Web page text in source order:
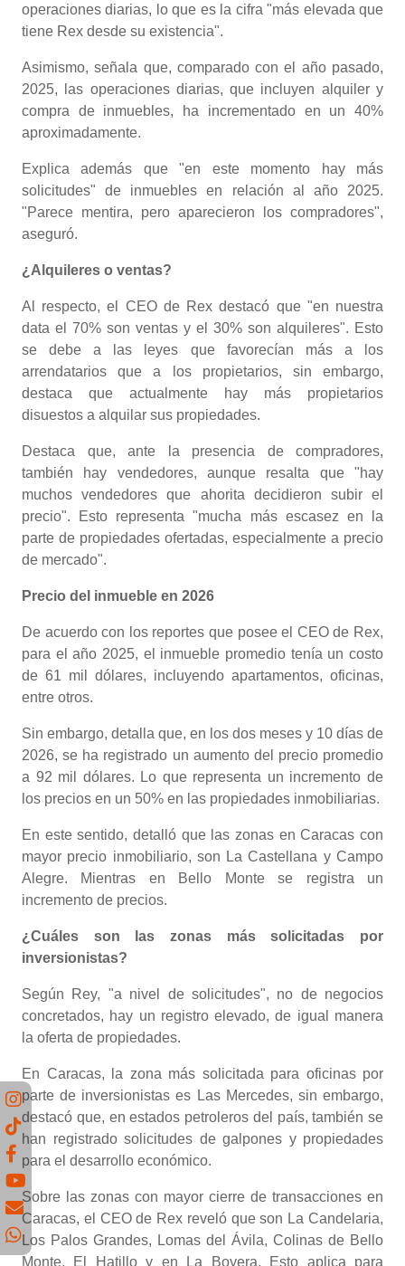
operaciones diarias, lo que es la cifra "más elevada que
tiene Rex desde su existencia".
Asimismo, señala que, comparado con el año pasado,
2025, las operaciones diarias, que incluyen alquiler y
compra de inmuebles, ha incrementado en un 40%
aproximadamente.
Explica además que "en este momento hay más
solicitudes" de inmuebles en relación al año 2025.
"Parece mentira, pero aparecieron los compradores",
aseguró.
¿Alquileres o ventas?
Al respecto, el CEO de Rex destacó que "en nuestra
data el 70% son ventas y el 30% son alquileres". Esto
se debe a las leyes que favorecían más a los
arrendatarios que a los propietarios, sin embargo,
destaca que actualmente hay más propietarios
disuestos a alquilar sus propiedades.
Destaca que, ante la presencia de compradores,
también hay vendedores, aunque resalta que "hay
muchos vendedores que ahorita decidieron subir el
precio". Esto representa "mucha más escasez en la
parte de propiedades ofertadas, especialmente a precio
de mercado".
Precio del inmueble en 2026
De acuerdo con los reportes que posee el CEO de Rex,
para el año 2025, el inmueble promedio tenía un costo
de 61 mil dólares, incluyendo apartamentos, oficinas,
entre otros.
Sin embargo, detalla que, en los dos meses y 10 días de
2026, se ha registrado un aumento del precio promedio
a 92 mil dólares. Lo que representa un incremento de
los precios en un 50% en las propiedades inmobiliarias.
En este sentido, detalló que las zonas en Caracas con
mayor precio inmobiliario, son La Castellana y Campo
Alegre. Mientras en Bello Monte se registra un
incremento de precios.
¿Cuáles son las zonas más solicitadas por
inversionistas?
Según Rey, "a nivel de solicitudes", no de negocios
concretados, hay un registro elevado, de igual manera
la oferta de propiedades.
En Caracas, la zona más solicitada para oficinas por
parte de inversionistas es Las Mercedes, sin embargo,
destacó que, en estados petroleros del país, también se
han registrado solicitudes de galpones y propiedades
para el desarrollo económico.
Sobre las zonas con mayor cierre de transacciones en
Caracas, el CEO de Rex reveló que son La Candelaria,
Los Palos Grandes, Lomas del Ávila, Colinas de Bello
Monte, El Hatillo y en La Boyera. Esto aplica para